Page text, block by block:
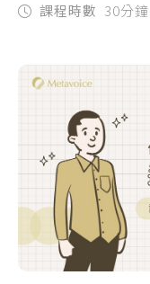
課程時數 30分鐘